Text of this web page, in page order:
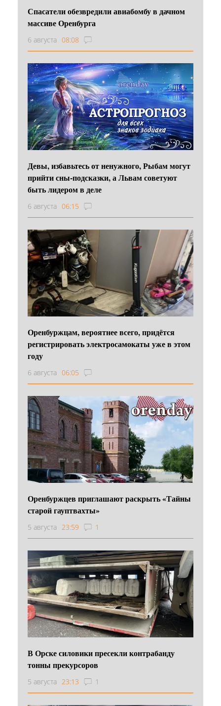
Спасатели обезвредили авиабомбу в дачном
массиве Оренбурга
6 августа 08:08
Девы, избавьтесь от ненужного, Рыбам могут
прийти сны-подсказки, а Львам советуют
быть лидером в деле
6 августа 06:15
Оренбуржцам, вероятнее всего, придётся
регистрировать электросамокаты уже в этом
году
6 августа 06:05
Оренбуржцев приглашают раскрыть «Тайны
старой гауптвахты»
5 августа 23:59 1
В Орске силовики пресекли контрабанду
тонны прекурсоров
5 августа 23:13 1